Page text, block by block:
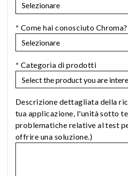
* Come hai conosciuto Chroma?
* Categoria di prodotti
Descrizione dettagliata della
tua applicazione, l'unità sotto
problematiche relative al test
offrire una soluzione.)